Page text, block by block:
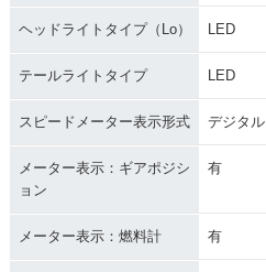
ヘッドライトタイプ（Lo） LED
テールライトタイプ LED
スピードメーター表示形式 デジタル
メーター表示：ギアポジシ
ョン
有
メーター表示：燃料計 有